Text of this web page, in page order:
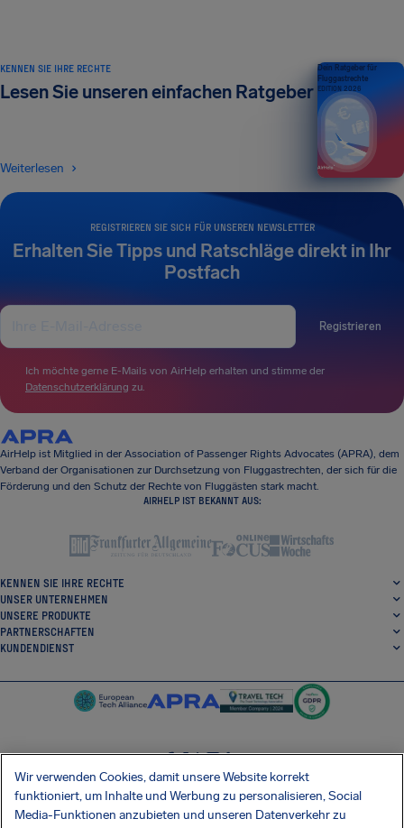
REGISTRIEREN SIE SICH FÜR UNSEREN NEWSLETTER
Erhalten Sie Tipps und Ratschläge direkt in Ihr
Postfach
Registrieren
Ich möchte gerne E-Mails von AirHelp erhalten und stimme der
Datenschutzerklärung zu.
KENNEN SIE IHRE RECHTE
Lesen Sie unseren einfachen Ratgeber
Weiterlesen
Dein Ratgeber für
Fluggastrechte
EDITION 2026
AirHelp ist Mitglied in der Association of Passenger Rights Advocates (APRA), dem
Verband der Organisationen zur Durchsetzung von Fluggastrechten, der sich für die
Förderung und den Schutz der Rechte von Fluggästen stark macht.
AIRHELP IST BEKANNT AUS:
KENNEN SIE IHRE RECHTE
UNSER UNTERNEHMEN
UNSERE PRODUKTE
PARTNERSCHAFTEN
KUNDENDIENST
SocialFacebook
SocialTwitter
SocialInstagram
SocialLinkedin
ERHALTEN SIE UNSERE KOSTENLOSE APP
Wir verwenden Cookies, damit unsere Website korrekt
funktioniert, um Inhalte und Werbung zu personalisieren, Social
Media-Funktionen anzubieten und unseren Datenverkehr zu